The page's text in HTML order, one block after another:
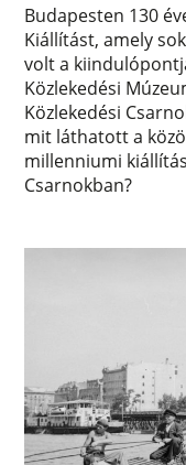
Budapesten 130
Kiállítást, amely
volt a
Közlekedési
Közlekedési
mit láthatott a
millenniumi
Csarnokban?